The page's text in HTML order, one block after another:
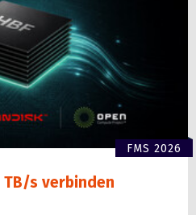
FMS 2026
TB/s verbinden